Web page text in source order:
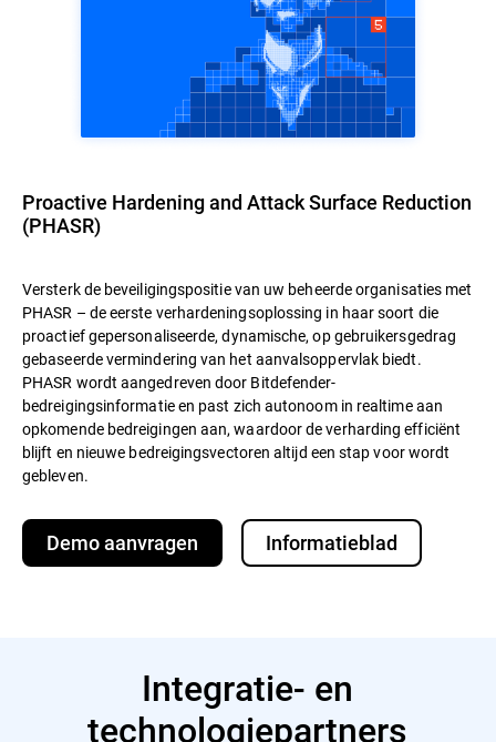
Proactive Hardening and Attack Surface Reduction
(PHASR)
Versterk de beveiligingspositie van uw beheerde organisaties met
PHASR – de eerste verhardeningsoplossing in haar soort die
proactief gepersonaliseerde, dynamische, op gebruikersgedrag
gebaseerde vermindering van het aanvalsoppervlak biedt.
PHASR wordt aangedreven door Bitdefender-
bedreigingsinformatie en past zich autonoom in realtime aan
opkomende bedreigingen aan, waardoor de verharding efficiënt
blijft en nieuwe bedreigingsvectoren altijd een stap voor wordt
gebleven.
Demo aanvragen Informatieblad
Integratie- en
technologiepartners